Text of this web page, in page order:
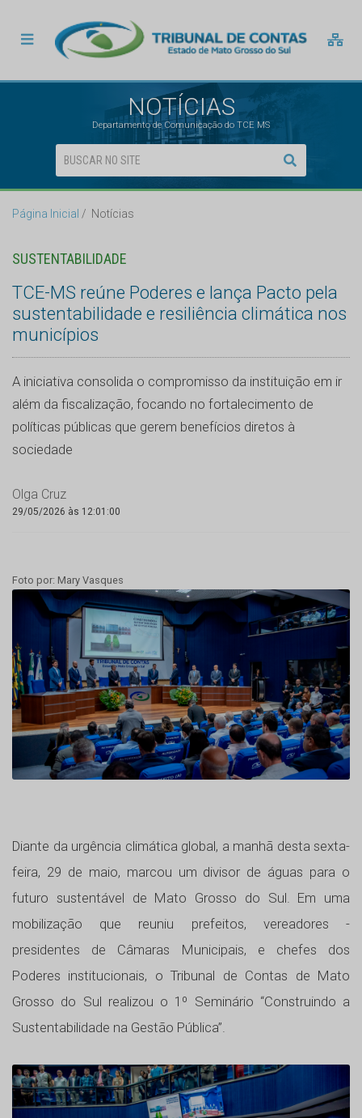
NOTÍCIAS
Departamento de Comunicação do TCE MS
Página Inicial Notícias
SUSTENTABILIDADE
TCE-MS reúne Poderes e lança Pacto pela
sustentabilidade e resiliência climática nos
municípios
A iniciativa consolida o compromisso da instituição em ir
além da fiscalização, focando no fortalecimento de
políticas públicas que gerem benefícios diretos à
sociedade
Olga Cruz
29/05/2026 às 12:01:00
Foto por: Mary Vasques
Diante da urgência climática global, a manhã desta sexta-
feira, 29 de maio, marcou um divisor de águas para o
futuro sustentável de Mato Grosso do Sul. Em uma
mobilização que reuniu prefeitos, vereadores -
presidentes de Câmaras Municipais, e chefes dos
Poderes institucionais, o Tribunal de Contas de Mato
Grosso do Sul realizou o 1º Seminário “Construindo a
Sustentabilidade na Gestão Pública”.